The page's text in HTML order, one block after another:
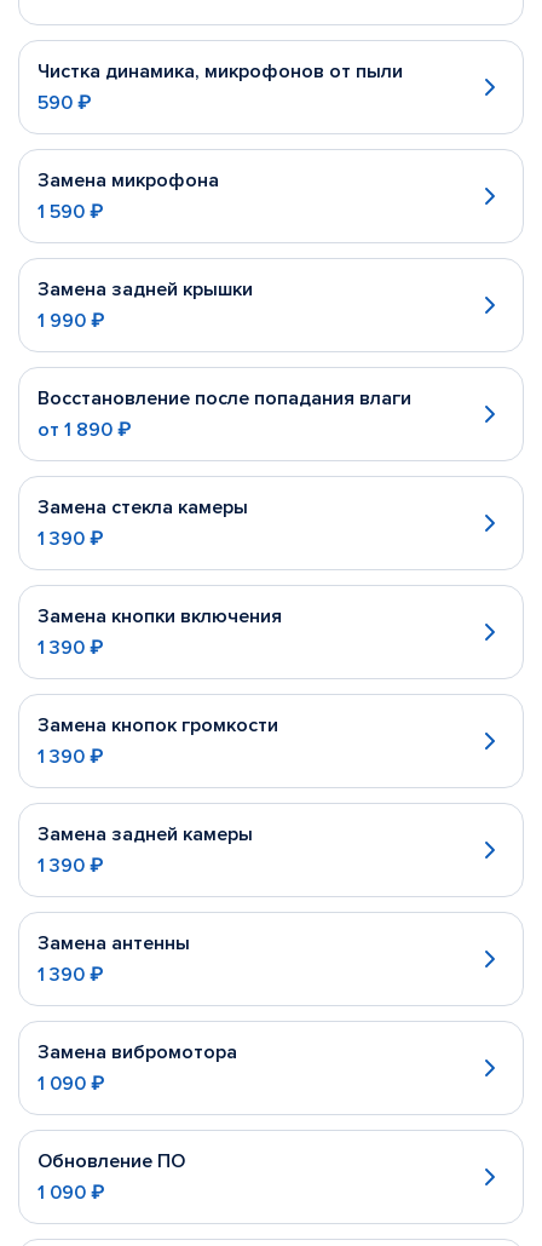
Чистка динамика, микрофонов от пыли
590 ₽
Замена микрофона
1 590 ₽
Замена задней крышки
1 990 ₽
Восстановление после попадания влаги
от 1 890 ₽
Замена стекла камеры
1 390 ₽
Замена кнопки включения
1 390 ₽
Замена кнопок громкости
1 390 ₽
Замена задней камеры
1 390 ₽
Замена антенны
1 390 ₽
Замена вибромотора
1 090 ₽
Обновление ПО
1 090 ₽